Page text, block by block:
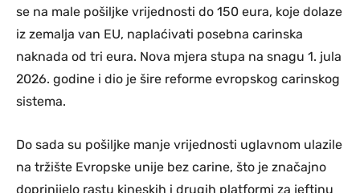
se na male pošiljke vrijednosti do 150 eura, koje dolaze
iz zemalja van EU, naplaćivati posebna carinska
naknada od tri eura. Nova mjera stupa na snagu 1. jula
2026. godine i dio je šire reforme evropskog carinskog
sistema.
Do sada su pošiljke manje vrijednosti uglavnom ulazile
na tržište Evropske unije bez carine, što je značajno
doprinijelo rastu kineskih i drugih platformi za jeftinu